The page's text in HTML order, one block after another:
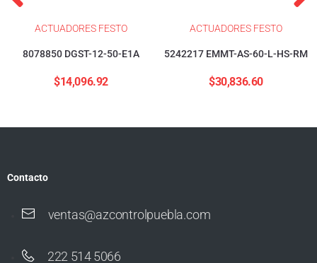
ACTUADORES FESTO
8078850 DGST-12-50-E1A
$14,096.92
ACTUADORES FESTO
5242217 EMMT-AS-60-L-HS-RM
$30,836.60
Contacto
ventas@azcontrolpuebla.com
222 514 5066